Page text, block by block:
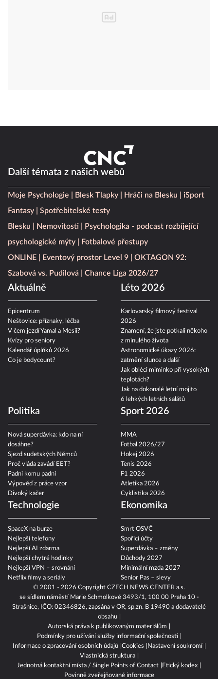
© 2001 - 2026 Copyright CZECH NEWS CENTER a.s.
se sídlem náměstí Marie Schmolkové 3493/1, 100 00 Praha 10 -
Strašnice, IČO: 02346826, zapsána v OR, sp.zn. B 19490 a dodavatelé
obsahu
Autorská práva k publikovaným materiálům
Podmínky pro užívání služby informační společnosti
Informace o zpracování osobních údajů Cookies
Nastavení soukromí
Vlastnická struktura
Jednotná kontaktní místa / Single Points of Contact
Etický kodex
Povinně zveřejňované informace
Další témata z našich webů
Moje Psychologie Blesk Tlapky Hráči na Blesku
iSport
Fantasy
Spotřebitelské testy
Blesku
Nemovitosti
Psychologika - podcast rozbíjející
psychologické mýty
Fotbalové přestupy
ONLINE
Eventový prostor Level 9
OKTAGON 92:
Szabová vs. Pudilová
Chance Liga 2026/27
Aktuálně
Epicentrum
Neštovice: příznaky, léčba
V čem jezdí Yamal a Mesii?
Kvízy pro seniory
Kalendář úplňků 2026
Co je bodycount?
Léto 2026
Karlovarský filmový festival
2026
Znamení, že jste potkali někoho
z minulého života
Astronomické úkazy 2026:
zatmění slunce a další
Jak obléci miminko při vysokých
teplotách?
Jak na dokonalé letní mojito
6 lehkých letních salátů
Politika
Nová superdávka: kdo na ní
dosáhne?
Sjezd sudetských Němců
Proč vláda zavádí EET?
Padni komu padni
Výpověď z práce vzor
Divoký kačer
Sport 2026
MMA
Fotbal 2026/27
Hokej 2026
Tenis 2026
F1 2026
Atletika 2026
Cyklistika 2026
Technologie
SpaceX na burze
Nejlepší telefony
Nejlepší AI zdarma
Nejlepší chytré hodinky
Nejlepší VPN – srovnání
Netflix filmy a seriály
Ekonomika
Smrt OSVČ
Spořicí účty
Superdávka – změny
Důchody 2027
Minimální mzda 2027
Senior Pas – slevy